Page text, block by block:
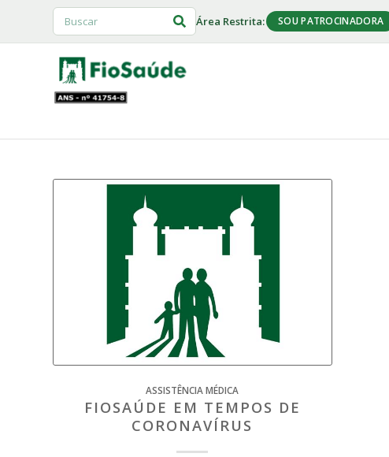
Área Restrita: SOU PATROCINADORA
ASSISTÊNCIA MÉDICA
FIOSAÚDE EM TEMPOS DE
CORONAVÍRUS